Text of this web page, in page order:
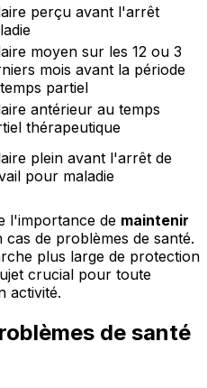
perçu avant l'arrêt
moyen sur les 12 ou 3
mois avant la période
partiel
antérieur au temps
thérapeutique
plein avant l'arrêt de
pour maladie
l'importance de maintenir
cas de problèmes de santé.
plus large de protection
crucial pour toute
activité.
de santé